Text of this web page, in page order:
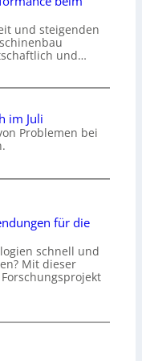
und steigenden
und…
im Juli
Problemen bei
für die
schnell und
Mit dieser